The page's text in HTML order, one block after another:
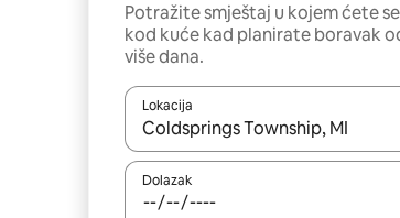
Potražite smještaj u kojem ćete
kod kuće kad planirate boravak
više dana.
Lokacija
Kada budu dostupni rezultati, moći
Dolazak